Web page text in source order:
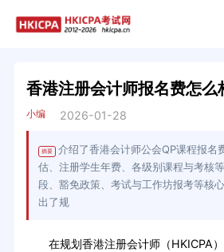
香港注册会计师报名费怎么
小编 2026-01-28
摘要
介绍了香港会计师公会QP课程报名
估、注册学生年费、各级别课程与考核
段、豁免政策、考试与工作坊报考等核
出了规
在规划香港注册会计师（HKICPA）